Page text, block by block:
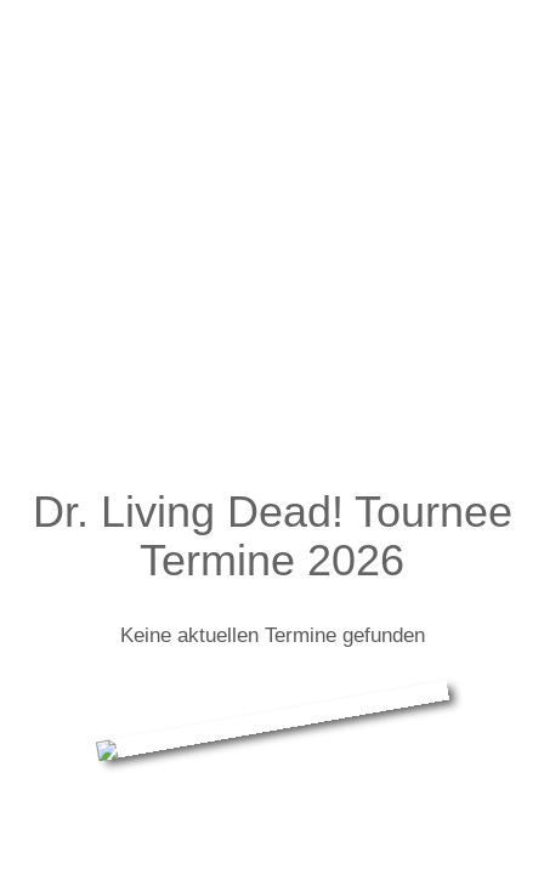
Dr. Living Dead! Tournee
Termine 2026
Keine aktuellen Termine gefunden